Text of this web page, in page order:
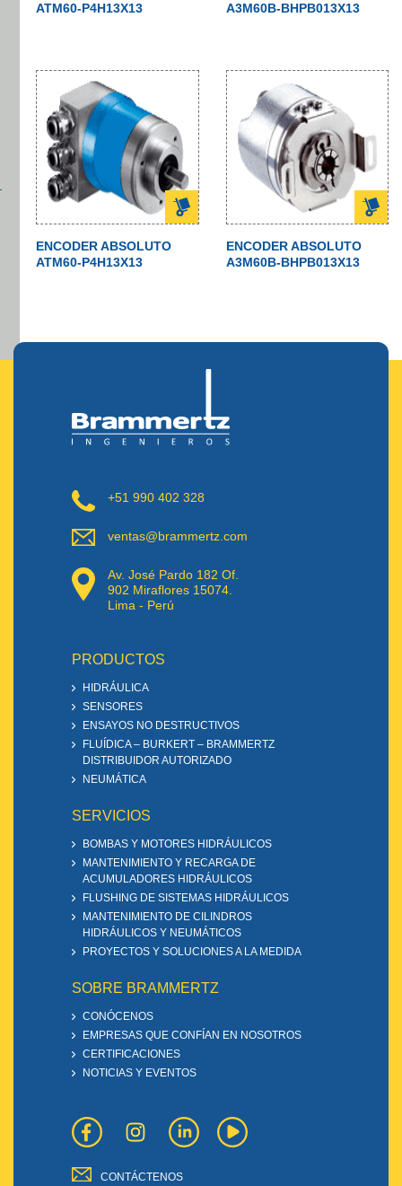
ATM60-P4H13X13
A3M60B-BHPB013X13
ENCODER ABSOLUTO
ATM60-P4H13X13
ENCODER ABSOLUTO
A3M60B-BHPB013X13
+51 990 402 328
ventas@brammertz.com
Av. José Pardo 182 Of.
902 Miraflores 15074.
Lima - Perú
PRODUCTOS
HIDRÁULICA
SENSORES
ENSAYOS NO DESTRUCTIVOS
FLUÍDICA – BURKERT – BRAMMERTZ
DISTRIBUIDOR AUTORIZADO
NEUMÁTICA
SERVICIOS
BOMBAS Y MOTORES HIDRÁULICOS
MANTENIMIENTO Y RECARGA DE
ACUMULADORES HIDRÁULICOS
FLUSHING DE SISTEMAS HIDRÁULICOS
MANTENIMIENTO DE CILINDROS
HIDRÁULICOS Y NEUMÁTICOS
PROYECTOS Y SOLUCIONES A LA MEDIDA
SOBRE BRAMMERTZ
CONÓCENOS
EMPRESAS QUE CONFÍAN EN NOSOTROS
CERTIFICACIONES
NOTICIAS Y EVENTOS
CONTÁCTENOS